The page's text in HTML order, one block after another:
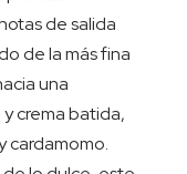
de salida
de la más fina
una
crema batida,
cardamomo.